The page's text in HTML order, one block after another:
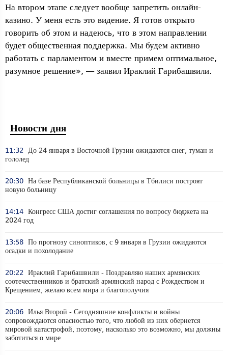
На втором этапе следует вообще запретить онлайн-
казино. У меня есть это видение. Я готов открыто
говорить об этом и надеюсь, что в этом направлении
будет общественная поддержка. Мы будем активно
работать с парламентом и вместе примем оптимальное,
разумное решение», — заявил Ираклий Гарибашвили.
Новости дня
11:32
До 24 января в Восточной Грузии ожидаются снег, туман и
гололед
20:30 На базе Республиканской больницы в Тбилиси построят
новую больницу
14:14 Конгресс США достиг соглашения по вопросу бюджета на
2024 год
13:58 По прогнозу синоптиков, с 9 января в Грузии ожидаются
осадки и похолодание
20:22
Ираклий Гарибашвили - Поздравляю наших армянских
соотечественников и братский армянский народ с Рождеством и
Крещением, желаю всем мира и благополучия
20:06 Илья Второй - Сегодняшние конфликты и войны
сопровождаются опасностью того, что любой из них обернется
мировой катастрофой, поэтому, насколько это возможно, мы должны
заботиться о мире